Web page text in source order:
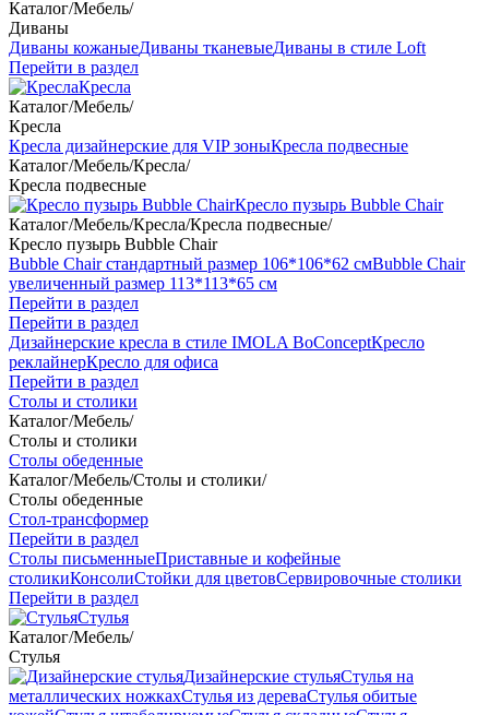
Каталог/Мебель/
Диваны
Диваны кожаныеДиваны тканевыеДиваны в стиле Loft
Перейти в раздел
Кресла
Каталог/Мебель/
Кресла
Кресла дизайнерские для VIP зоныКресла подвесные
Каталог/Мебель/Кресла/
Кресла подвесные
Кресло пузырь Bubble Chair
Каталог/Мебель/Кресла/Кресла подвесные/
Кресло пузырь Bubble Chair
Bubble Chair стандартный размер 106*106*62 смBubble Chair
увеличенный размер 113*113*65 см
Перейти в раздел
Перейти в раздел
Дизайнерские кресла в стиле IMOLA BoConceptКресло
реклайнерКресло для офиса
Перейти в раздел
Столы и столики
Каталог/Мебель/
Столы и столики
Столы обеденные
Каталог/Мебель/Столы и столики/
Столы обеденные
Стол-трансформер
Перейти в раздел
Столы письменныеПриставные и кофейные
столикиКонсолиСтойки для цветовСервировочные столики
Перейти в раздел
Стулья
Каталог/Мебель/
Стулья
Дизайнерские стульяСтулья на
металлических ножкахСтулья из дереваСтулья обитые